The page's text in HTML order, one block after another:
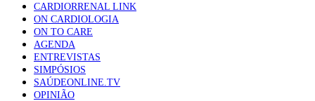
Trodelvy aprovado para primeira linha no cancro da
mama triplo negativo metastático em doentes não
elegíveis para inibidores PD-(L)1
61 visualizações
CARDIORRENAL LINK
ON CARDIOLOGIA
ON TO CARE
AGENDA
ENTREVISTAS
SIMPÓSIOS
SAÚDEONLINE.TV
OPINIÃO